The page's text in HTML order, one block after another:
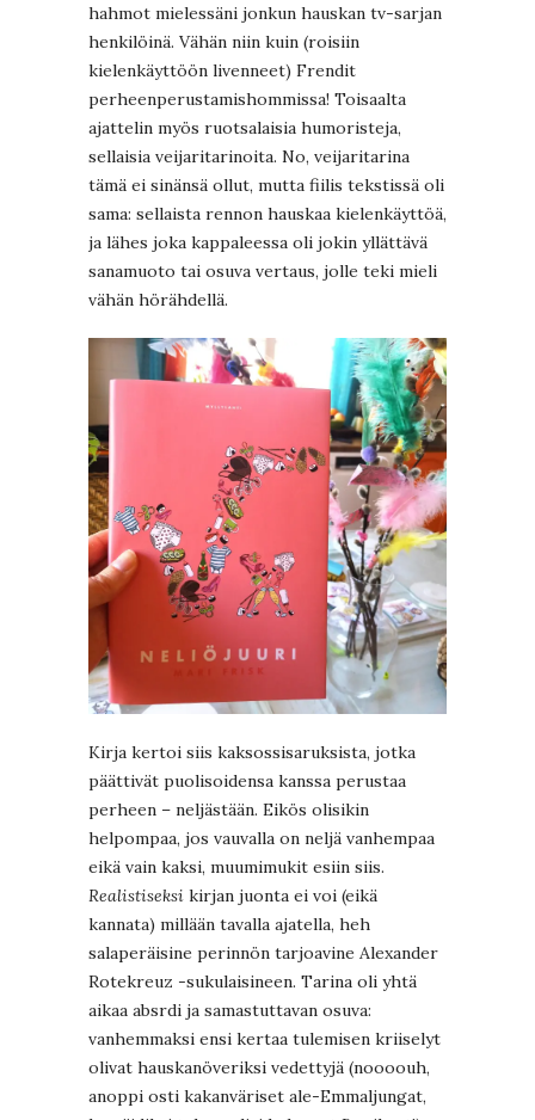
hahmot mielessäni jonkun hauskan tv-sarjan
henkilöinä. Vähän niin kuin (roisiin
kielenkäyttöön livenneet) Frendit
perheenperustamishommissa! Toisaalta
ajattelin myös ruotsalaisia humoristeja,
sellaisia veijaritarinoita. No, veijaritarina
tämä ei sinänsä ollut, mutta fiilis tekstissä oli
sama: sellaista rennon hauskaa kielenkäyttöä,
ja lähes joka kappaleessa oli jokin yllättävä
sanamuoto tai osuva vertaus, jolle teki mieli
vähän hörähdellä.
Kirja kertoi siis kaksossisaruksista, jotka
päättivät puolisoidensa kanssa perustaa
perheen – neljästään. Eikös olisikin
helpompaa, jos vauvalla on neljä vanhempaa
eikä vain kaksi, muumimukit esiin siis.
Realistiseksi kirjan juonta ei voi (eikä
kannata) millään tavalla ajatella, heh
salaperäisine perinnön tarjoavine Alexander
Rotekreuz -sukulaisineen. Tarina oli yhtä
aikaa absrdi ja samastuttavan osuva:
vanhemmaksi ensi kertaa tulemisen kriiselyt
olivat hauskanöveriksi vedettyjä (noooouh,
anoppi osti kakanväriset ale-Emmaljungat,